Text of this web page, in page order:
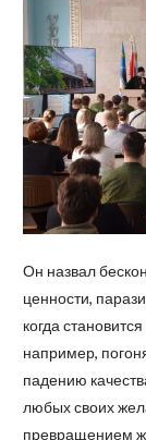
Он назвал
ценности,
когда
например,
падению
любых своих
превращением